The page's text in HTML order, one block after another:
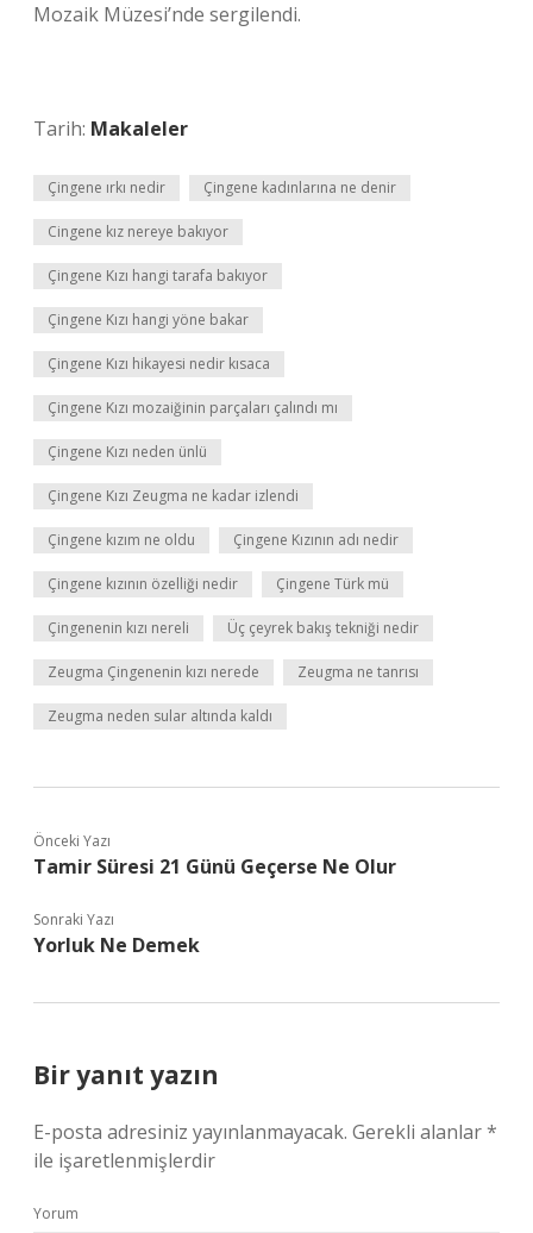
Mozaik Müzesi’nde sergilendi.
Tarih: Makaleler
Çingene ırkı nedir Çingene kadınlarına ne denir
Cingene kız nereye bakıyor
Çingene Kızı hangi tarafa bakıyor
Çingene Kızı hangi yöne bakar
Çingene Kızı hikayesi nedir kısaca
Çingene Kızı mozaiğinin parçaları çalındı mı
Çingene Kızı neden ünlü
Çingene Kızı Zeugma ne kadar izlendi
Çingene kızım ne oldu Çingene Kızının adı nedir
Çingene kızının özelliği nedir Çingene Türk mü
Çingenenin kızı nereli Üç çeyrek bakış tekniği nedir
Zeugma Çingenenin kızı nerede Zeugma ne tanrısı
Zeugma neden sular altında kaldı
Önceki Yazı
Tamir Süresi 21 Günü Geçerse Ne Olur
Sonraki Yazı
Yorluk Ne Demek
Bir yanıt yazın
E-posta adresiniz yayınlanmayacak. Gerekli alanlar*
ile işaretlenmişlerdir
Yorum